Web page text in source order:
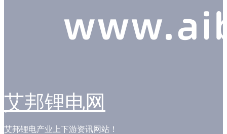
艾邦锂电网
艾邦锂电产业上下游资讯网站！